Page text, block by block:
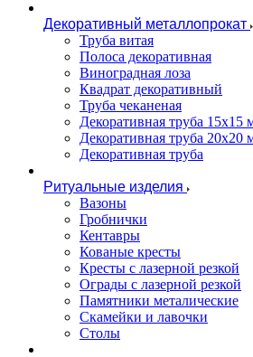
Декоративный металлопрокат
Труба витая
Полоса декоративная
Виноградная лоза
Квадрат декоративный
Труба чеканеная
Декоративная труба 15х15
Декоративная труба 20х20
Декоративная труба
Ритуальные изделия
Вазоны
Гробнички
Кентавры
Кованые кресты
Кресты с лазерной резкой
Ограды с лазерной резкой
Памятники металические
Скамейки и лавочки
Столы